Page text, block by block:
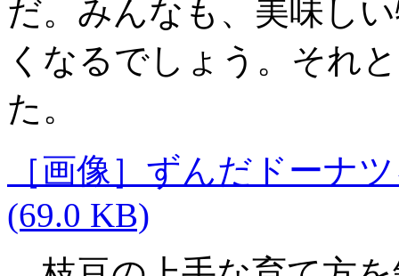
だ。みんなも、美味し
くなるでしょう。それ
た。
［画像］ずんだドーナ
(69.0 KB)